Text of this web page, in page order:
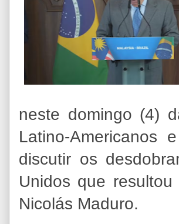
neste domingo (4)
Latino-Americanos
discutir os
Unidos que
Nicolás Maduro.